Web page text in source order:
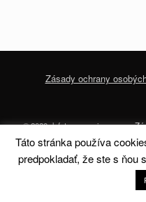
Zásady ochrany
© 2020 dofoto-magazine.com
A
Táto stránka používa
predpokladať, že ste s ňou